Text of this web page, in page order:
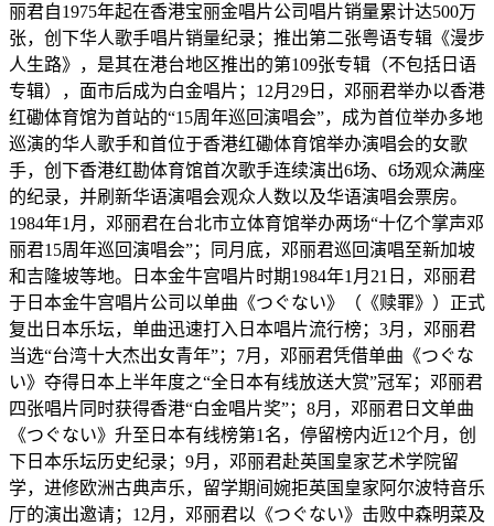
丽君自1975年起在香港宝丽金唱片公司唱片销量累计达500万
张，创下华人歌手唱片销量纪录；推出第二张粤语专辑《漫步
人生路》，是其在港台地区推出的第109张专辑（不包括日语
专辑），面市后成为白金唱片；12月29日，邓丽君举办以香港
红磡体育馆为首站的“15周年巡回演唱会”，成为首位举办多地
巡演的华人歌手和首位于香港红磡体育馆举办演唱会的女歌
手，创下香港红勘体育馆首次歌手连续演出6场、6场观众满座
的纪录，并刷新华语演唱会观众人数以及华语演唱会票房。
1984年1月，邓丽君在台北市立体育馆举办两场“十亿个掌声邓
丽君15周年巡回演唱会”；同月底，邓丽君巡回演唱至新加坡
和吉隆坡等地。日本金牛宫唱片时期1984年1月21日，邓丽君
于日本金牛宫唱片公司以单曲《つぐない》（《赎罪》）正式
复出日本乐坛，单曲迅速打入日本唱片流行榜；3月，邓丽君
当选“台湾十大杰出女青年”；7月，邓丽君凭借单曲《つぐな
い》夺得日本上半年度之“全日本有线放送大赏”冠军；邓丽君
四张唱片同时获得香港“白金唱片奖”；8月，邓丽君日文单曲
《つぐない》升至日本有线榜第1名，停留榜内近12个月，创
下日本乐坛历史纪录；9月，邓丽君赴英国皇家艺术学院留
学，进修欧洲古典声乐，留学期间婉拒英国皇家阿尔波特音乐
厅的演出邀请；12月，邓丽君以《つぐない》击败中森明菜及